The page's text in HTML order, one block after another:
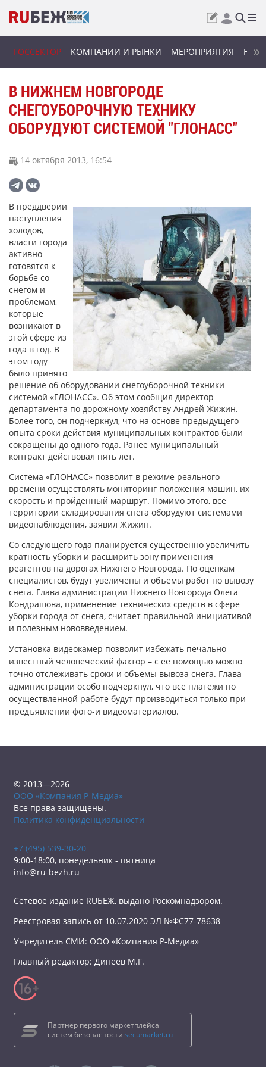
ГОССЕКТОР КОМПАНИИ И РЫНКИ МЕРОПРИЯТИЯ
В НИЖНЕМ НОВГОРОДЕ
СНЕГОУБОРОЧНУЮ ТЕХНИКУ
ОБОРУДУЮТ СИСТЕМОЙ "ГЛОНАСС"
14 октября 2013, 16:54
В преддверии
наступления
холодов,
власти города
активно
готовятся к
борьбе со
снегом и
проблемам,
которые
возникают в
этой сфере из
года в год. В
этом году
было принято
решение об оборудовании снегоуборочной техники
системой «ГЛОНАСС». Об этом сообщил директор
департамента по дорожному хозяйству Андрей Жижин.
Более того, он подчеркнул, что на основе предыдущего
опыта сроки действия муниципальных контрактов были
сокращены до одного года. Ранее муниципальный
контракт действовал пять лет.
Система «ГЛОНАСС» позволит в режиме реального
времени осуществлять мониторинг положения машин, их
скорость и пройденный маршрут. Помимо этого, все
территории складирования снега оборудуют системами
видеонаблюдения, заявил Жижин.
Со следующего года планируется существенно увеличить
кратность уборки и расширить зону применения
реагентов на дорогах Нижнего Новгорода. По оценкам
специалистов, будут увеличены и объемы работ по вывозу
снега. Глава администрации Нижнего Новгорода Олега
Кондрашова, применение технических средств в сфере
уборки города от снега, считает правильной инициативой
и полезным нововведением.
Установка видеокамер позволит избежать печально
известный человеческий фактор – с ее помощью можно
точно отслеживать сроки и объемы вывоза снега. Глава
администрации особо подчеркнул, что все платежи по
осуществленной работе будут производиться только при
предъявлении фото-и видеоматериалов.
© 2013—2026
ООО «Компания Р-Медиа»
Все права защищены.
Политика конфиденциальности
+7 (495) 539-30-20
9:00-18:00, понедельник - пятница
info@ru-bezh.ru
Сетевое издание RUБЕЖ, выдано Роскомнадзором.
Реестровая запись от 10.07.2020 ЭЛ №ФС77-78638
Учредитель СМИ: ООО «Компания Р-Медиа»
Главный редактор: Динеев М.Г.
Партнёр первого маркетплейса
систем безопасности secumarket.ru